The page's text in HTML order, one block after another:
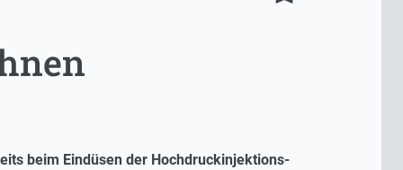
beim Eindüsen der Hochdruckinjektions-